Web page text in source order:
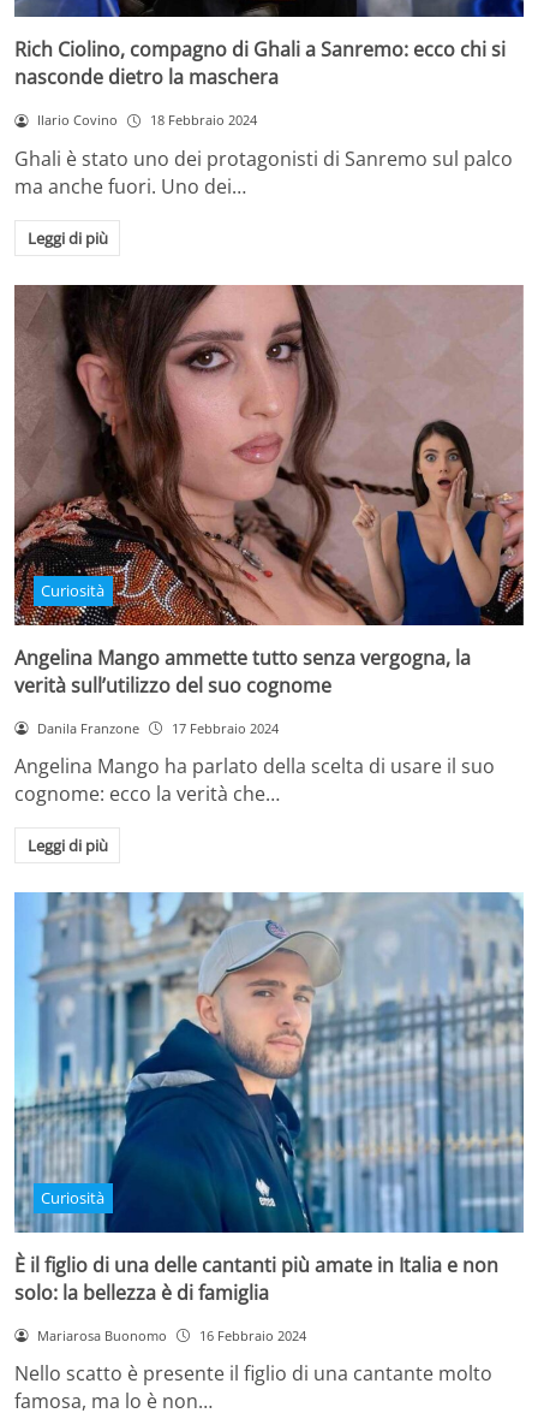
Rich Ciolino, compagno di Ghali a Sanremo: ecco chi si
nasconde dietro la maschera
Ilario Covino 18 Febbraio 2024
Ghali è stato uno dei protagonisti di Sanremo sul palco
ma anche fuori. Uno dei…
Leggi di più
Curiosità
Angelina Mango ammette tutto senza vergogna, la
verità sull’utilizzo del suo cognome
Danila Franzone 17 Febbraio 2024
Angelina Mango ha parlato della scelta di usare il suo
cognome: ecco la verità che…
Leggi di più
Curiosità
È il figlio di una delle cantanti più amate in Italia e non
solo: la bellezza è di famiglia
Mariarosa Buonomo 16 Febbraio 2024
Nello scatto è presente il figlio di una cantante molto
famosa, ma lo è non…